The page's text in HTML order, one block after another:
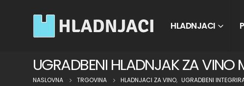
HLADNJACI
UGRADBENI HLADNJAK ZA VINO
NASLOVNA TRGOVINA HLADNJACI ZA VINO, UGRADBENI